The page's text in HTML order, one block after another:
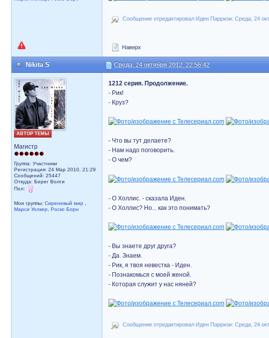
Сообщение отредактировал Иден Парризи: Среда, 24
Наверх
Nikita S Среда, 24 октября 2012, 22:56:42
АВТОР ТЕМЫ
Магистр
Группа: Участники
Регистрация: 24 Мар 2010, 21:29
Сообщений: 25447
Откуда: Берег Волги
Пол:
Мои группы: Сиреневый мир
Марси Уолкер
Роско Борн
1212 серия. Продолжение.
- Рик!
- Круз?
- Что вы тут делаете?
- Нам надо поговорить.
- О чем?
- О Холлис. - сказала Иден.
- О Холлис? Но... как это понимать?
- Вы знаете друг друга?
- Да. Знаем.
- Рик, я твоя невестка - Иден.
- Познакомься с моей женой.
- Которая служит у нас няней?
Сообщение отредактировал Иден Парризи: Среда, 24